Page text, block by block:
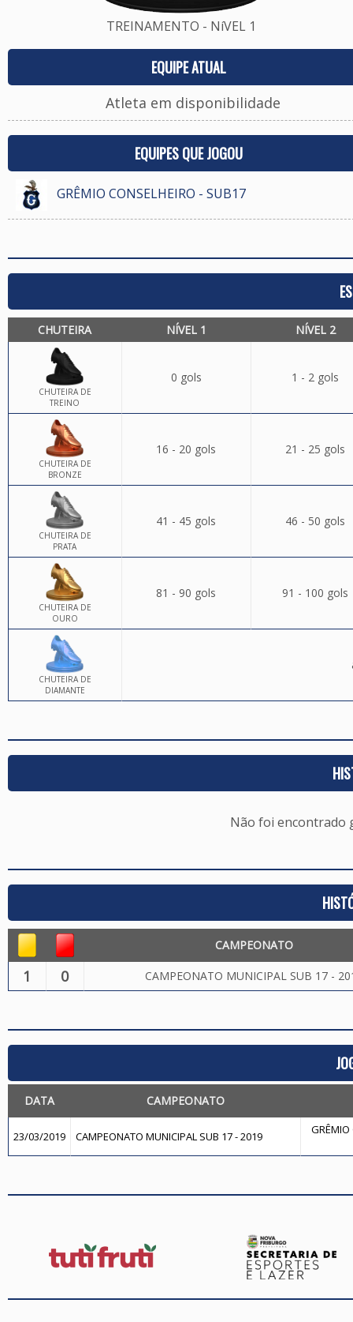
TREINAMENTO - NíVEL 1
EQUIPE ATUAL
Atleta em disponibilidade
EQUIPES QUE JOGOU
GRÊMIO CONSELHEIRO - SUB17
CHUTEIRA NÍVEL 1 NÍVEL 2
CHUTEIRA DE
TREINO
0 gols 1 - 2 gols
CHUTEIRA DE
BRONZE
16 - 20 gols 21 - 25 gols
CHUTEIRA DE
PRATA
41 - 45 gols 46 - 50 gols
CHUTEIRA DE
OURO
81 - 90 gols 91 - 100 gols
CHUTEIRA DE
DIAMANTE
Não foi encontrado
CAMPEONATO
1 0 CAMPEONATO MUNICIPAL SUB 17 -
DATA CAMPEONATO
23/03/2019 CAMPEONATO MUNICIPAL SUB 17 - 2019 GRÊMIO